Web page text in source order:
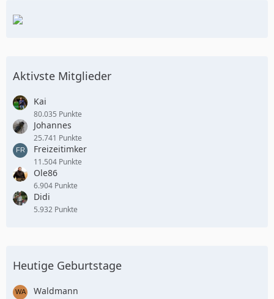
Aktivste Mitglieder
Kai
80.035 Punkte
Johannes
25.741 Punkte
Freizeitimker
11.504 Punkte
Ole86
6.904 Punkte
Didi
5.932 Punkte
Heutige Geburtstage
Waldmann